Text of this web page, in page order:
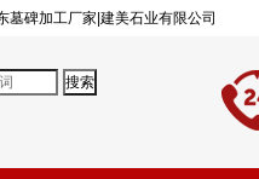
碑加工厂家|建美石业有限公司